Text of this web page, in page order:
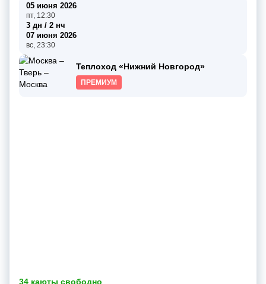
05 июня 2026
пт, 12:30
3 дн / 2 нч
07 июня 2026
вс, 23:30
Теплоход «Нижний Новгород»
ПРЕМИУМ
34 каюты свободно